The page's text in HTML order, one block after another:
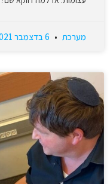
מערכת